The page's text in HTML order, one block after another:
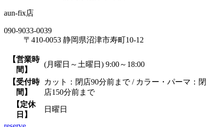
aun-fix店
090-9033-0039
〒410-0053 静岡県沼津市寿町10-12
【営業時
間】
(月曜日～土曜日) 9:00～18:00
【受付時
間】
カット：閉店90分前まで / カラー・パーマ：閉
店150分前まで
【定休
日】
日曜日